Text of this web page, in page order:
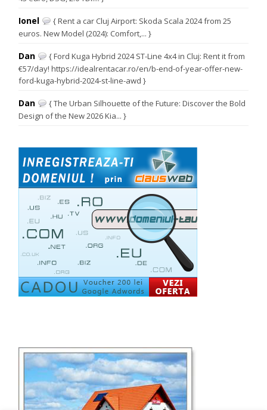
Ionel
{ Rent a car Cluj Airport: Skoda Scala 2024 from 25
euros. New Model (2024): Comfort,... }
Dan
{ Ford Kuga Hybrid 2024 ST-Line 4x4 in Cluj: Rent it from
€57/day! https://idealrentacar.ro/en/b-end-of-year-offer-new-
ford-kuga-hybrid-2024-st-line-awd }
Dan
{ The Urban Silhouette of the Future: Discover the Bold
Design of the New 2026 Kia... }